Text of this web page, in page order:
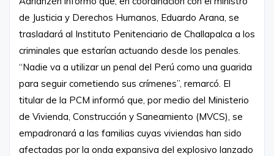
de Justicia y Derechos Humanos, Eduardo Arana, se
trasladará al Instituto Penitenciario de Challapalca a los
criminales que estarían actuando desde los penales.
“Nadie va a utilizar un penal del Perú como una guarida
para seguir cometiendo sus crímenes”, remarcó. El
titular de la PCM informó que, por medio del Ministerio
de Vivienda, Construcción y Saneamiento (MVCS), se
empadronará a las familias cuyas viviendas han sido
afectadas por la onda expansiva del explosivo lanzado